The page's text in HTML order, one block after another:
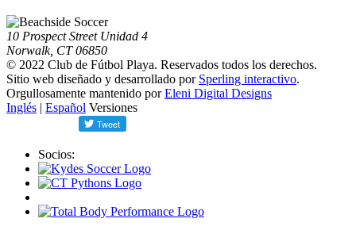
10 Prospect Street Unidad 4
Norwalk, CT 06850
© 2022 Club de Fútbol Playa. Reservados todos los derechos.
Sitio web diseñado y desarrollado por Sperling interactivo.
Orgullosamente mantenido porEleni Digital Designs
Inglés | Español Versiones
Socios: